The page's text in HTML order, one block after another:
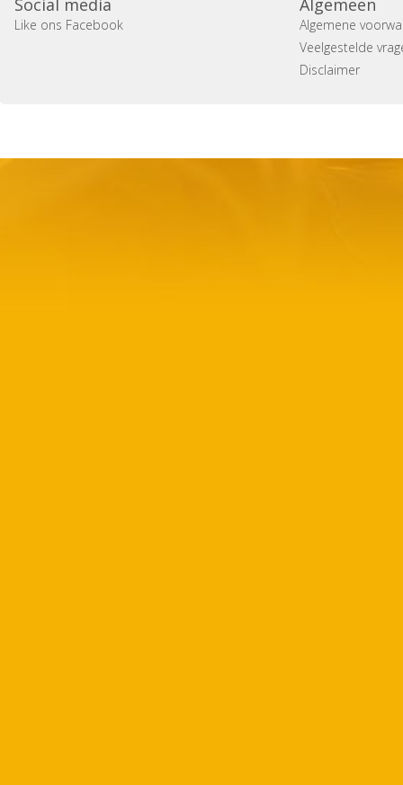
Like ons Facebook
Algemene
Veelgestelde
Disclaimer